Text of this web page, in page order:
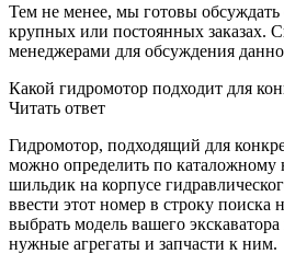
Тем не менее, мы готовы обсуждать
крупных или постоянных заказах.
менеджерами для обсуждения
Какой гидромотор подходит для
Читать ответ
Гидромотор, подходящий для
можно определить по каталожному
шильдик на корпусе
ввести этот номер в строку поиска
выбрать модель вашего
нужные агрегаты и запчасти к ним.